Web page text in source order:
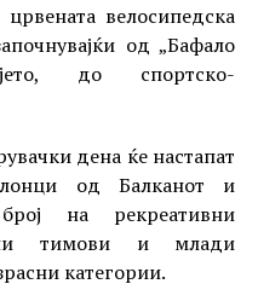
велосипедскa
од „Бафало
до спортско-
дена ќе настапат
од Балканот и
на рекреативни
тимови и млади
категории.